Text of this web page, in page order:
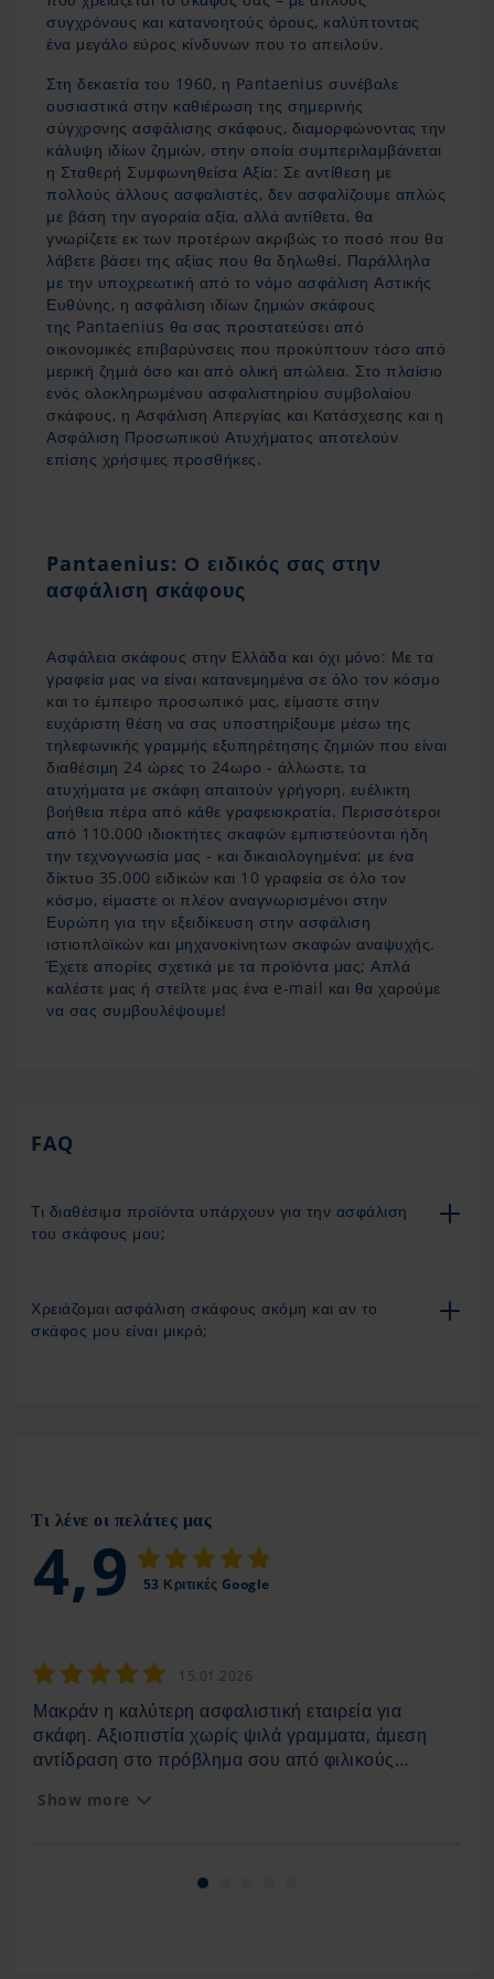
συγχρόνους και κατανοητούς όρους, καλύπτοντας
ένα μεγάλο εύρος κίνδυνων που το απειλούν.
Στη δεκαετία του 1960, η Pantaenius συνέβαλε
ουσιαστικά στην καθιέρωση της σημερινής
σύγχρονης ασφάλισης σκάφους, διαμορφώνοντας την
κάλυψη ιδίων ζημιών, στην οποία συμπεριλαμβάνεται
η Σταθερή Συμφωνηθείσα Αξία: Σε αντίθεση με
πολλούς άλλους ασφαλιστές, δεν ασφαλίζουμε απλώς
με βάση την αγοραία αξία, αλλά αντίθετα, θα
γνωρίζετε εκ των προτέρων ακριβώς το ποσό που θα
λάβετε βάσει της αξίας που θα δηλωθεί. Παράλληλα
με την υποχρεωτική από το νόμο ασφάλιση Αστικής
Ευθύνης, η ασφάλιση ιδίων ζημιών σκάφους
της Pantaenius θα σας προστατεύσει από
οικονομικές επιβαρύνσεις που προκύπτουν τόσο από
μερική ζημιά όσο και από ολική απώλεια. Στο πλαίσιο
ενός ολοκληρωμένου ασφαλιστηρίου συμβολαίου
σκάφους, η Ασφάλιση Απεργίας και Κατάσχεσης και η
Ασφάλιση Προσωπικού Ατυχήματος αποτελούν
επίσης χρήσιμες προσθήκες.
Pantaenius: Ο ειδικός σας στην
ασφάλιση σκάφους
Ασφάλεια σκάφους στην Ελλάδα και όχι μόνο: Με τα
γραφεία μας να είναι κατανεμημένα σε όλο τον κόσμο
και το έμπειρο προσωπικό μας, είμαστε στην
ευχάριστη θέση να σας υποστηρίξουμε μέσω της
τηλεφωνικής γραμμής εξυπηρέτησης ζημιών που είναι
διαθέσιμη 24 ώρες το 24ωρο - άλλωστε, τα
ατυχήματα με σκάφη απαιτούν γρήγορη, ευέλικτη
βοήθεια πέρα από κάθε γραφειοκρατία. Περισσότεροι
από 110.000 ιδιοκτήτες σκαφών εμπιστεύονται ήδη
την τεχνογνωσία μας - και δικαιολογημένα: με ένα
δίκτυο 35.000 ειδικών και 10 γραφεία σε όλο τον
κόσμο, είμαστε οι πλέον αναγνωρισμένοι στην
Ευρώπη για την εξειδίκευση στην ασφάλιση
ιστιοπλοϊκών και μηχανοκίνητων σκαφών αναψυχής.
Έχετε απορίες σχετικά με τα προϊόντα μας; Απλά
καλέστε μας ή στείλτε μας ένα e-mail και θα χαρούμε
να σας συμβουλέψουμε!
FAQ
Τι διαθέσιμα προϊόντα υπάρχουν για την ασφάλιση
του σκάφους μου;
Χρειάζομαι ασφάλιση σκάφους ακόμη και αν το
σκάφος μου είναι μικρό;
Τι λένε οι πελάτες μας
4,9 53 Κριτικές Google
15.01.2026
Μακράν η καλύτερη ασφαλιστική εταιρεία για
σκάφη. Αξιοπιστία χωρίς ψιλά γραμματα, άμεση
αντίδραση στο πρόβλημα σου από φιλικούς
Show more